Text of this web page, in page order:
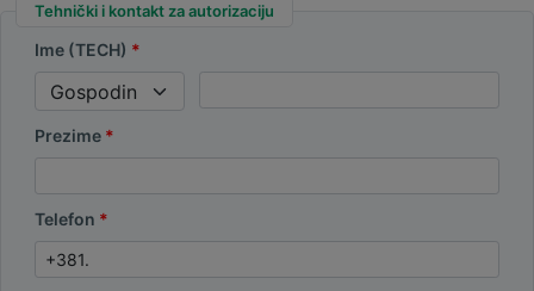
Tehnički i kontakt za autorizaciju
Ime (TECH)
Prezime
Telefon